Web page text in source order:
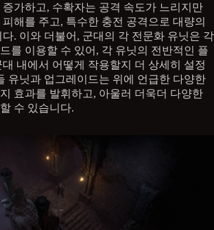
가하고, 수확자는 공격 속도가 느리지만
해를 주고, 특수한 충전 공격으로 대량의
. 이와 더불어, 군대의 각 전문화 유닛은 각
를 이용할 수 있어, 각 유닛의 전반적인 플
내에서 어떻게 작용할지 더 상세히 설정
유닛과 업그레이드는 위에 언급한 다양한
효과를 발휘하고, 아울러 더욱더 다양한
수 있습니다.